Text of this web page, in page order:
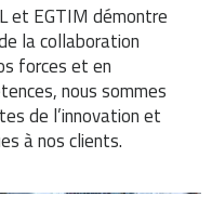
et EGTIM démontre
la collaboration
forces et en
nous sommes
de l’innovation et
à nos clients.